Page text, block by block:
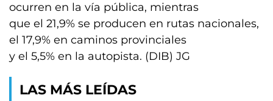
ocurren en la vía pública, mientras
que el 21,9% se producen en rutas nacionales,
el 17,9% en caminos provinciales
y el 5,5% en la autopista. (DIB) JG
LAS MÁS LEÍDAS